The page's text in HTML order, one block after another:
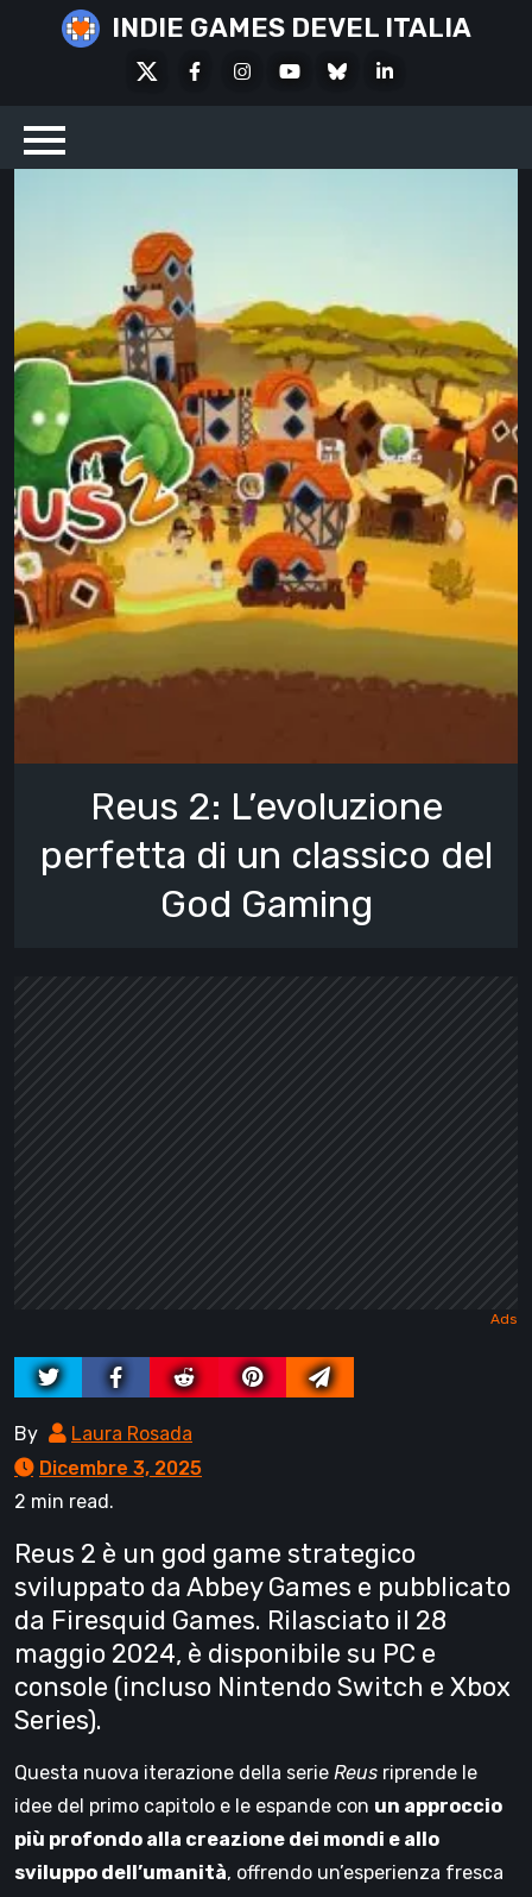
INDIE GAMES DEVEL ITALIA
FacebookInstagramYoutubeBlueskyLinkedIn
Reus 2: L’evoluzione
perfetta di un classico del
God Gaming
By
Laura Rosada
Dicembre 3, 2025
2 min read.
Reus 2 è un god game strategico
sviluppato da Abbey Games e pubblicato
da Firesquid Games. Rilasciato il 28
maggio 2024, è disponibile su PC e
console (incluso Nintendo Switch e Xbox
Series).
Questa nuova iterazione della serie Reus riprende le
idee del primo capitolo e le espande con un approccio
più profondo alla creazione dei mondi e allo
sviluppo dell’umanità, offrendo un’esperienza fresca